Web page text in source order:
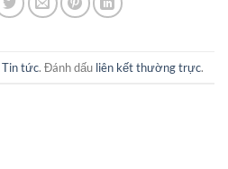
Tin tức. Đánh dấu liên kết thường trực.